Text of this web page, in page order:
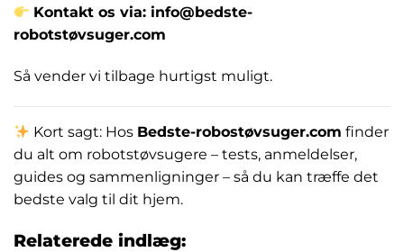
Kontakt os via: info@bedste-
robotstøvsuger.com
Så vender vi tilbage hurtigst muligt.
Kort sagt: Hos Bedste-robostøvsuger.com finder
du alt om robotstøvsugere – tests, anmeldelser,
guides og sammenligninger – så du kan træffe det
bedste valg til dit hjem.
Relaterede indlæg: